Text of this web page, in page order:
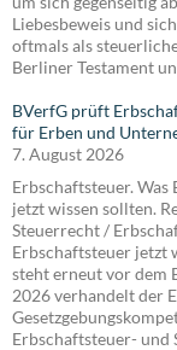
Liebesbeweis und
oftmals als
Berliner Testament
BVerfG prüft
für Erben und
7. August 2026
Erbschaftsteuer.
jetzt wissen sollten.
Steuerrecht /
Erbschaftsteuer jetzt
steht erneut vor dem
2026 verhandelt der
Erbschaftsteuer- und